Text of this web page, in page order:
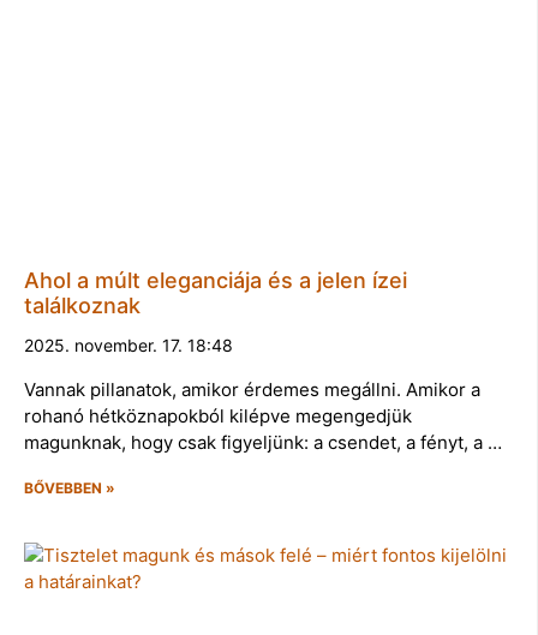
Ahol a múlt eleganciája és a jelen ízei
találkoznak
2025. november. 17. 18:48
Vannak pillanatok, amikor érdemes megállni. Amikor a
rohanó hétköznapokból kilépve megengedjük
magunknak, hogy csak figyeljünk: a csendet, a fényt, a …
BŐVEBBEN »